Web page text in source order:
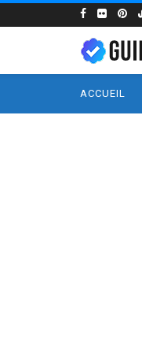
ACCUEIL